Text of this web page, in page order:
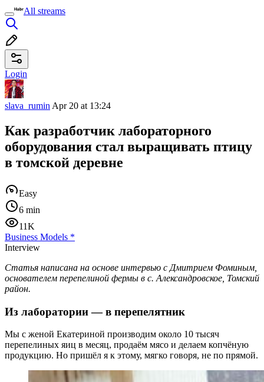
All streams
Login
slava_rumin Apr 20 at 13:24
Как разработчик лабораторного
оборудования стал выращивать птицу
в томской деревне
Easy
6 min
11K
Business Models *
Interview
Статья написана на основе интервью с Дмитрием Фоминым,
основателем перепелиной фермы в с. Александровское, Томский
район.
Из лаборатории — в перепелятник
Мы с женой Екатериной производим около 10 тысяч
перепелиных яиц в месяц, продаём мясо и делаем копчёную
продукцию. Но пришёл я к этому, мягко говоря, не по прямой.